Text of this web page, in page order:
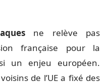
ne relève pas
française pour la
un enjeu européen.
de l’UE a fixé des